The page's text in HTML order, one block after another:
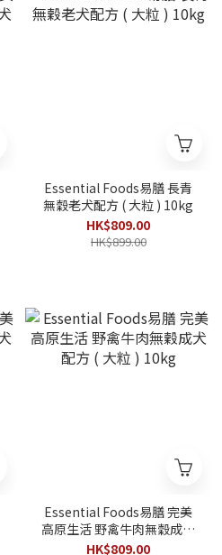
Essential Foods易膳 長青
無穀老犬配方 ( 大粒 ) 10kg
HK$809.00
HK$899.00
Essential Foods易膳 完美
高原生活 野禽牛肉無穀成犬
配方 ( 大粒 ) 10kg
HK$809.00